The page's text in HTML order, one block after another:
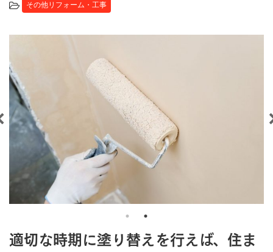
その他リフォーム・工事
適切な時期に塗り替えを行えば、住ま